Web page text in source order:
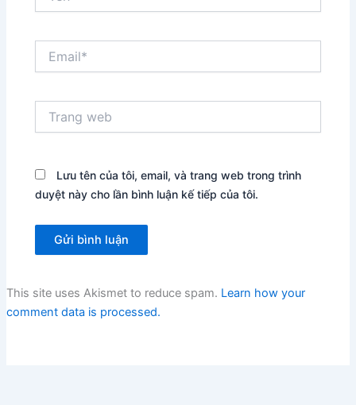
web
Lưu tên của tôi, email, và trang web trong trình
duyệt này cho lần bình luận kế tiếp của tôi.
This site uses Akismet to reduce spam. Learn how your
comment data is processed.